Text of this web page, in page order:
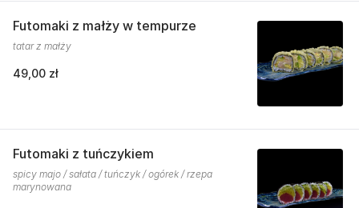
Futomaki z małży w tempurze
tatar z małży
49,00 zł
Futomaki z tuńczykiem
spicy majo / sałata / tuńczyk / ogórek / rzepa
marynowana